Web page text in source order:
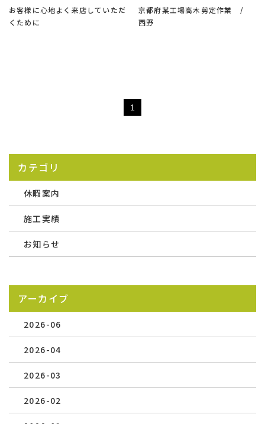
お客様に心地よく来店していただ
くために
京都府某工場高木剪定作業 /
西野
1
カテゴリ
休暇案内
施工実績
お知らせ
アーカイブ
2026-06
2026-04
2026-03
2026-02